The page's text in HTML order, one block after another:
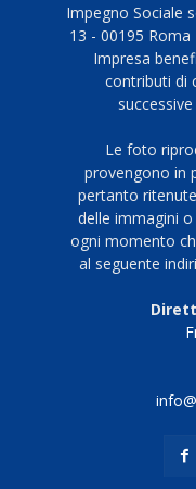
Impegno Sociale
13 - 00195 Roma
Impresa
contributi di
Le foto
provengono in
pertanto
delle immagini
ogni momento
al seguente